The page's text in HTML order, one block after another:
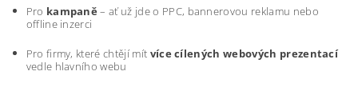
Pro kampaně – ať už jde o PPC, bannerovou reklamu nebo
offline inzerci
Pro firmy, které chtějí mít více cílených webových prezentací
vedle hlavního webu